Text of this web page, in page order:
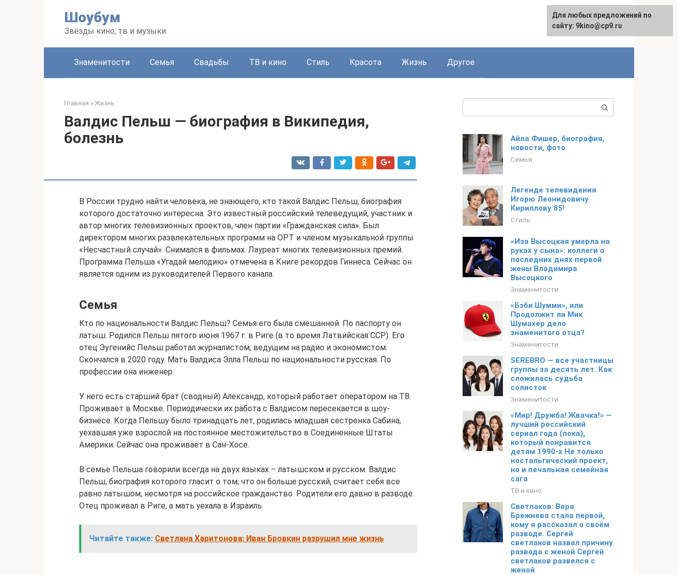
Шоубум
Звёзды кино, тв и музыки
English
Знаменитости Семья Свадьбы ТВ и кино Стиль Красота Жизнь Другое
Главная » Жизнь
Валдис Пельш — биография в Википедия,
болезнь
В России трудно найти человека, не знающего, кто такой Валдис Пельш, биография
которого достаточно интересна. Это известный российский телеведущий, участник и
автор многих телевизионных проектов, член партии «Гражданская сила». Был
директором многих развлекательных программ на ОРТ и членом музыкальной группы
«Несчастный случай». Снимался в фильмах. Лауреат многих телевизионных премий.
Программа Пельша «Угадай мелодию» отмечена в Книге рекордов Гиннеса. Сейчас он
является одним из руководителей Первого канала.
Семья
Кто по национальности Валдис Пельш? Семья его была смешанной. По паспорту он
латыш. Родился Пельш пятого июня 1967 г. в Риге (в то время Латвийская ССР). Его
отец Эугенийс Пельш работал журналистом, ведущим на радио и экономистом.
Скончался в 2020 году. Мать Валдиса Элла Пельш по национальности русская. По
профессии она инженер.
У него есть старший брат (сводный) Александр, который работает оператором на ТВ.
Проживает в Москве. Периодически их работа с Валдисом пересекается в шоу-
бизнесе. Когда Пельшу было тринадцать лет, родилась младшая сестренка Сабина,
уехавшая уже взрослой на постоянное местожительство в Соединенные Штаты
Америки. Сейчас она проживает в Сан-Хосе.
В семье Пельша говорили всегда на двух языках – латышском и русском. Валдис
Пельш, биография которого гласит о том, что он больше русский, считает себя все
равно латышом, несмотря на российское гражданство. Родители его давно в разводе.
Отец проживал в Риге, а мать уехала в Израиль.
Читайте также: Светлана Харитонова: Иван Бровкин разрушил мне жизнь
Айла Фишер, биография,
новости, фото
Семья
Легенде телевидения
Игорю Леонидовичу
Кириллову 85!
Стиль
«Иза Высоцкая умерла на
руках у сына»: коллеги о
последних днях первой
жены Владимира
Высоцкого
Знаменитости
«Бэби Шумми», или
Продолжит ли Мик
Шумахер дело
знаменитого отца?
Знаменитости
SEREBRO — все участницы
группы за десять лет. Как
сложилась судьба
солисток
Знаменитости
«Мир! Дружба! Жвачка!» —
лучший российский
сериал года (пока),
который понравится
детям 1990-х Не только
ностальгический проект,
но и печальная семейная
сага
ТВ и кино
Светлаков: Вера
Брежнева стала первой,
кому я рассказал о своём
разводе. Сергей
светлаков назвал причину
развода с женой Сергей
светлаков развелся с
женой
Для любых предложений по
сайту: 9kino@cp9.ru